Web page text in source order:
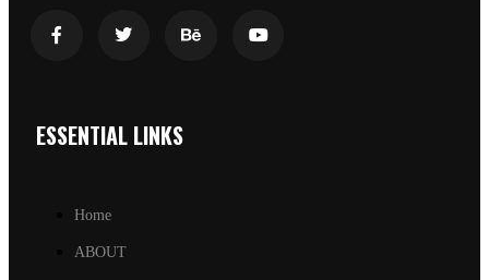
ESSENTIAL LINKS
Home
ABOUT